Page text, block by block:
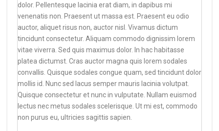
dolor. Pellentesque lacinia erat diam, in dapibus mi
venenatis non. Praesent ut massa est. Praesent eu odio
auctor, aliquet risus non, auctor nisl. Vivamus dictum
tincidunt consectetur. Aliquam commodo dignissim lorem
vitae viverra. Sed quis maximus dolor. In hac habitasse
platea dictumst. Cras auctor magna quis lorem sodales
convallis. Quisque sodales congue quam, sed tincidunt dolor
mollis id. Nunc sed lacus semper mauris lacinia volutpat.
Quisque consectetur et nunc in vulputate. Nullam euismod
lectus nec metus sodales scelerisque. Ut mi est, commodo
non purus eu, ultricies sagittis sapien.